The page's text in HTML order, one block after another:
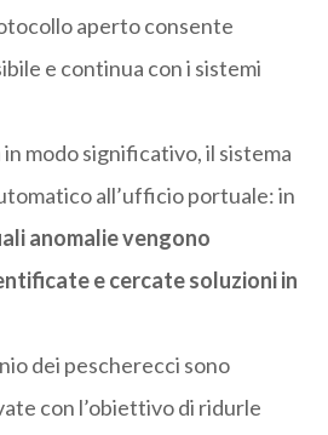
aperto consente
e continua con i sistemi
in modo significativo, il sistema
all’ufficio portuale: in
anomalie vengono
e cercate soluzioni in
dei pescherecci sono
con l’obiettivo di ridurle